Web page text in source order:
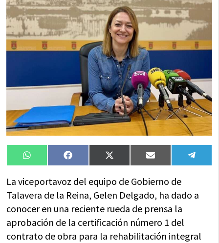
Compartir
en
WhatsAppCompartir
en
FacebookCompartir
en
X
(Twitter)
Compartir
en
Email
en
La viceportavoz del equipo de Gobierno de
Talavera de la Reina, Gelen Delgado, ha dado a
conocer en una reciente rueda de prensa la
aprobación de la certificación número 1 del
contrato de obra para la rehabilitación integral